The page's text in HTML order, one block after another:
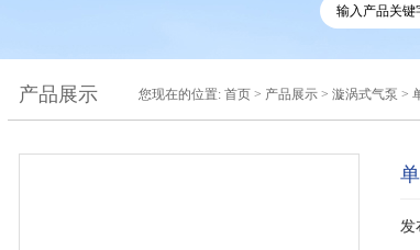
产品展示 您现在的位置: 首页 > 产品展示 > 漩涡式气泵 >
发